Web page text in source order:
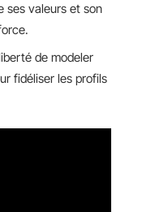
ses valeurs et son
de modeler
fidéliser les profils